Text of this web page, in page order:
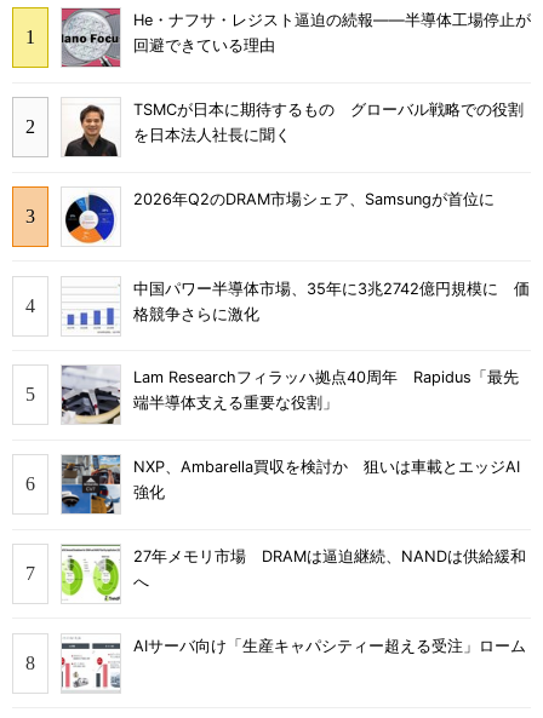
He・ナフサ・レジスト逼迫の続報――半導体工場停止が
回避できている理由
TSMCが日本に期待するもの グローバル戦略での役割
を日本法人社長に聞く
2026年Q2のDRAM市場シェア、Samsungが首位に
中国パワー半導体市場、35年に3兆2742億円規模に 価
格競争さらに激化
Lam Researchフィラッハ拠点40周年 Rapidus「最先
端半導体支える重要な役割」
NXP、Ambarella買収を検討か 狙いは車載とエッジAI
強化
27年メモリ市場 DRAMは逼迫継続、NANDは供給緩和
へ
AIサーバ向け「生産キャパシティー超える受注」ローム